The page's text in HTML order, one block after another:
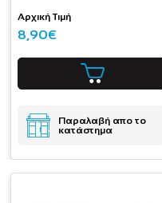
Αρχική Τιμή
8,90€
Παραλαβή απο το
κατάστημα